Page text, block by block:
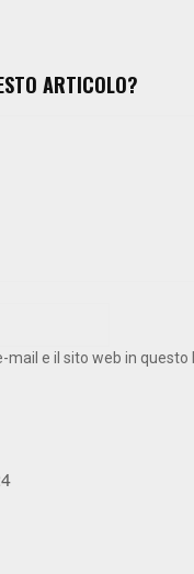
ARTICOLO?
mail e il sito web in